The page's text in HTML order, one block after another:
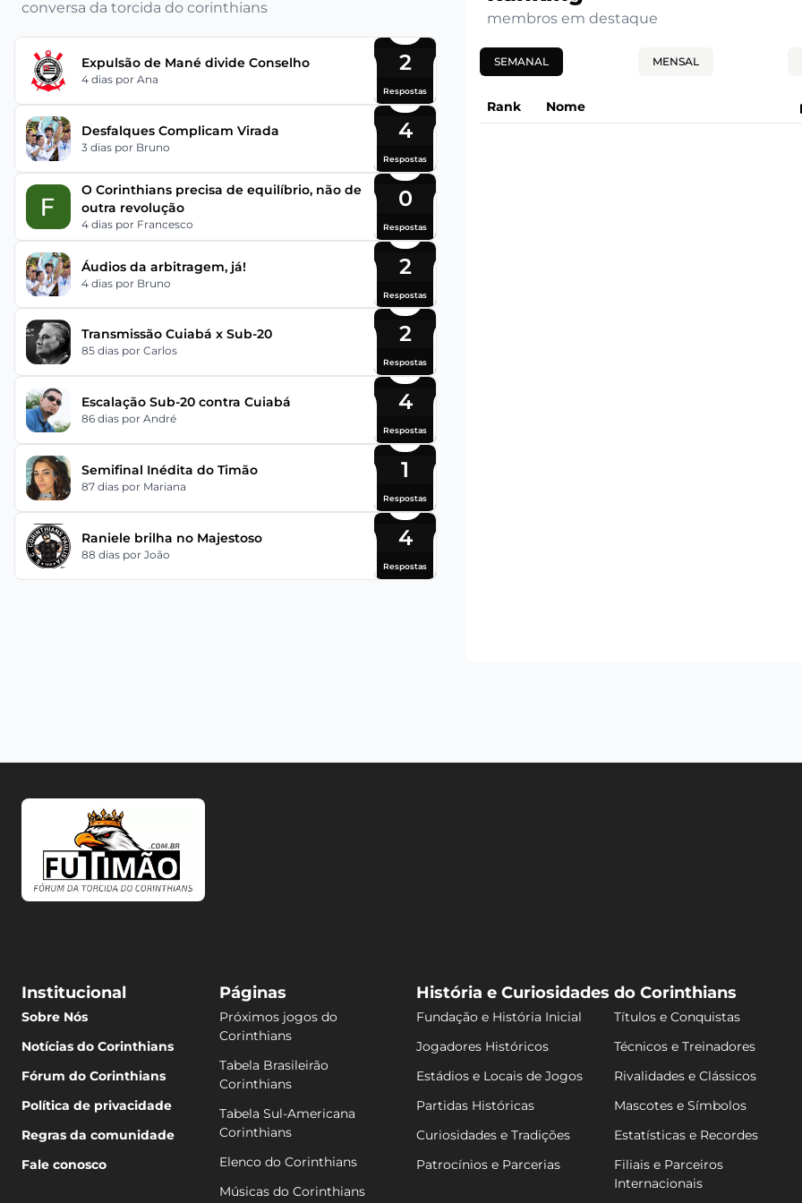
conversa da torcida do corinthians
Expulsão de Mané divide Conselho
4 dias por Ana
2
Respostas
Desfalques Complicam Virada
3 dias por Bruno
4
Respostas
O Corinthians precisa de equilíbrio, não de
outra revolução
4 dias por Francesco
0
Respostas
Áudios da arbitragem, já!
4 dias por Bruno
2
Respostas
Transmissão Cuiabá x Sub-20
85 dias por Carlos
2
Respostas
Escalação Sub-20 contra Cuiabá
86 dias por André
4
Respostas
Semifinal Inédita do Timão
87 dias por Mariana
1
Respostas
Raniele brilha no Majestoso
88 dias por João
4
Respostas
membros em destaque
SEMANAL MENSAL
Rank Nome
Institucional
Sobre Nós
Notícias do Corinthians
Fórum do Corinthians
Política de privacidade
Regras da comunidade
Fale conosco
Páginas
Próximos jogos do
Corinthians
Tabela Brasileirão
Corinthians
Tabela Sul-Americana
Corinthians
Elenco do Corinthians
Músicas do Corinthians
História e Curiosidades do Corinthians
Fundação e História Inicial
Títulos e Conquistas
Jogadores Históricos
Técnicos e Treinadores
Estádios e Locais de Jogos
Rivalidades e Clássicos
Partidas Históricas
Mascotes e Símbolos
Curiosidades e Tradições
Estatísticas e Recordes
Patrocínios e Parcerias
Filiais e Parceiros
Internacionais